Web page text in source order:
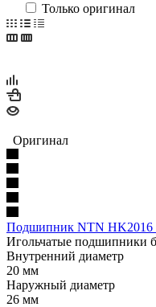
Только оригинал
Оригинал
Подшипник NTN HK2016
Игольчатые подшипники
Внутренний диаметр
20 мм
Наружный диаметр
26 мм